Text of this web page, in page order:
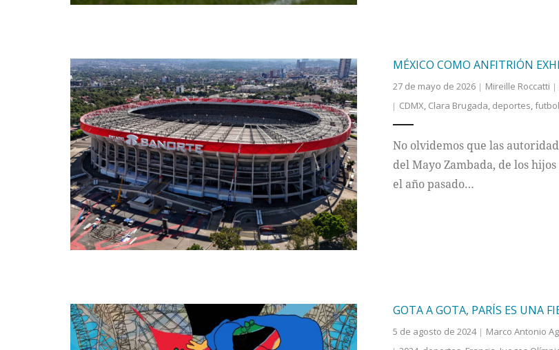
MÉXICO COMO ANFITRIÓN
27 de mayo de 2026 Mireille Roccatti
CDMX, Clara Brugada, deportes,futbol
No olvidemos que las
del Mayo Zambada, de los
el año pasado…
GOTA A GOTA, PARÍS ES UNA
5 de agosto de 2024 Marco Antonio